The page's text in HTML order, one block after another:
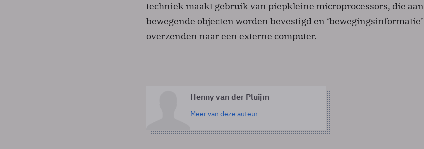
techniek maakt gebruik van piepkleine microprocessors, die aan
bewegende objecten worden bevestigd en ‘bewegingsinformatie’
overzenden naar een externe computer.
Henny van der Pluijm
Meer van deze auteur